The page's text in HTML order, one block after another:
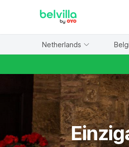
Netherlands